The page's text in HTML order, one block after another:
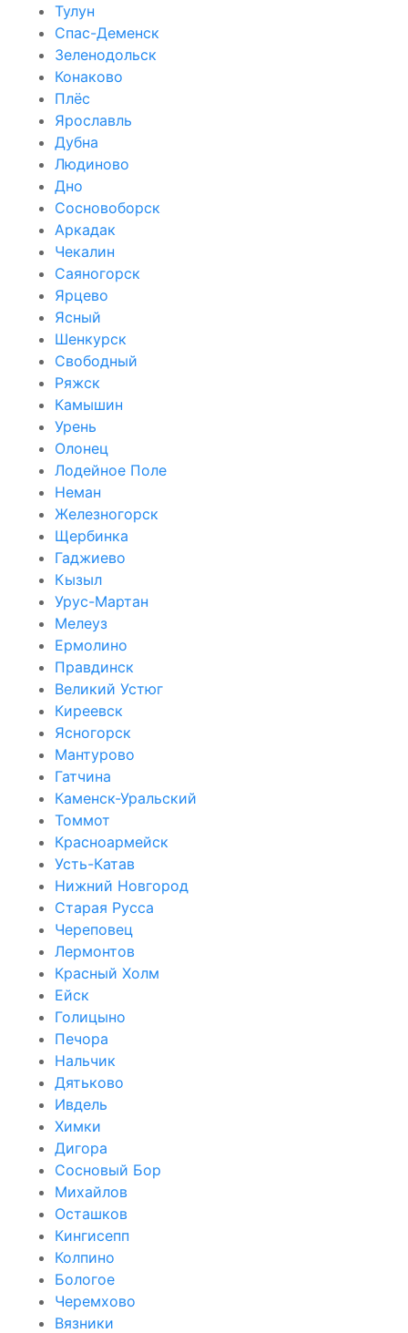
Тулун
Спас-Деменск
Зеленодольск
Конаково
Плёс
Ярославль
Дубна
Людиново
Дно
Сосновоборск
Аркадак
Чекалин
Саяногорск
Ярцево
Ясный
Шенкурск
Свободный
Ряжск
Камышин
Урень
Олонец
Лодейное Поле
Неман
Железногорск
Щербинка
Гаджиево
Кызыл
Урус-Мартан
Мелеуз
Ермолино
Правдинск
Великий Устюг
Киреевск
Ясногорск
Мантурово
Гатчина
Каменск-Уральский
Томмот
Красноармейск
Усть-Катав
Нижний Новгород
Старая Русса
Череповец
Лермонтов
Красный Холм
Ейск
Голицыно
Печора
Нальчик
Дятьково
Ивдель
Химки
Дигора
Сосновый Бор
Михайлов
Осташков
Кингисепп
Колпино
Бологое
Черемхово
Вязники